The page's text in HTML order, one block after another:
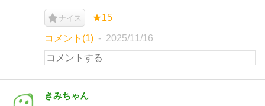
ナイス ★15
コメント(1) 2025/11/16
きみちゃん